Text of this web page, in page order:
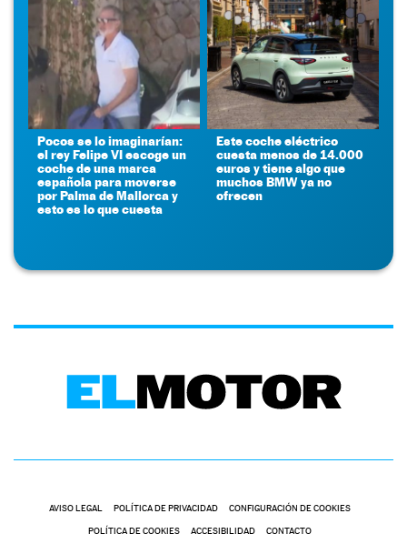
Pocos se lo imaginarían:
el rey Felipe VI escoge un
coche de una marca
española para moverse
por Palma de Mallorca y
esto es lo que cuesta
Este coche eléctrico
cuesta menos de 14.000
euros y tiene algo que
muchos BMW ya no
ofrecen
AVISO LEGAL POLÍTICA DE PRIVACIDAD CONFIGURACIÓN DE COOKIES
POLÍTICA DE COOKIES ACCESIBILIDAD CONTACTO